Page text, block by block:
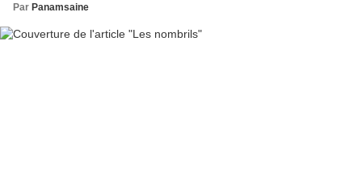
Par Panamsaine